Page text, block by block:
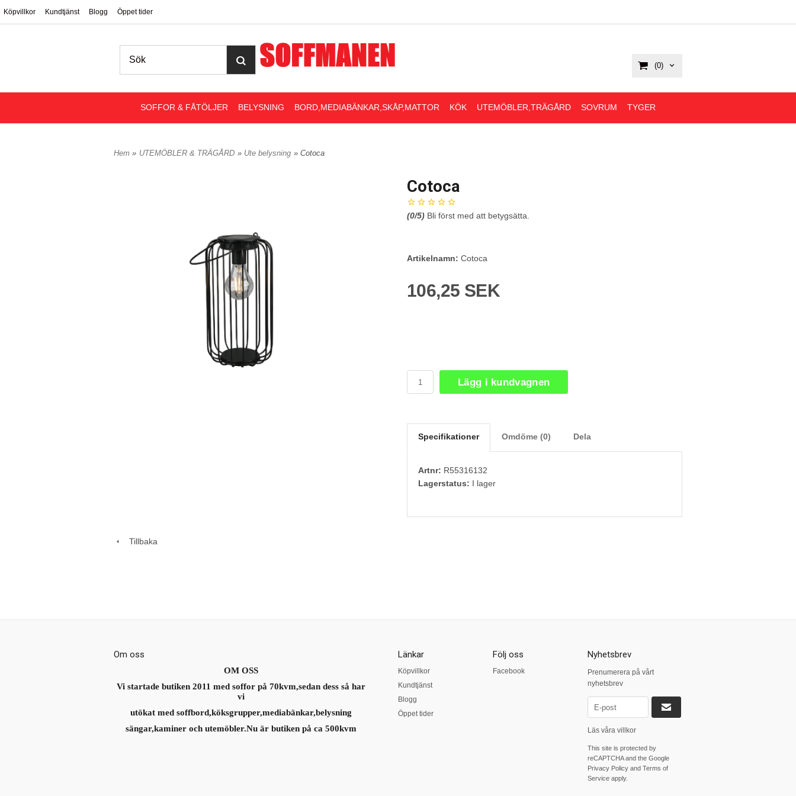
Köpvillkor Kundtjänst Blogg Öppet tider
(0)
SOFFOR & FÅTÖLJER BELYSNING BORD,MEDIABÄNKAR,SKÅP,MATTOR KÖK UTEMÖBLER,TRÄGÅRD SOVRUM TYGER
Hem » UTEMÖBLER & TRÄGÅRD » Ute belysning » Cotoca
Cotoca
(0/5) Bli först med att betygsätta.
Artikelnamn: Cotoca
106,25 SEK
Lägg i kundvagnen
Specifikationer Omdöme (0) Dela
Artnr: R55316132
Lagerstatus: I lager
Tillbaka
Om oss
OM OSS
Vi startade butiken 2011 med soffor på 70kvm,sedan dess så har
vi
utökat med soffbord,köksgrupper,mediabänkar,belysning
sängar,kaminer och utemöbler.Nu är butiken på ca 500kvm
Länkar
Köpvillkor
Kundtjänst
Blogg
Öppet tider
Följ oss
Facebook
Nyhetsbrev
Prenumerera på vårt
nyhetsbrev
Läs våra villkor
This site is protected by
reCAPTCHA and the Google
Privacy Policyand Terms of
Serviceapply.